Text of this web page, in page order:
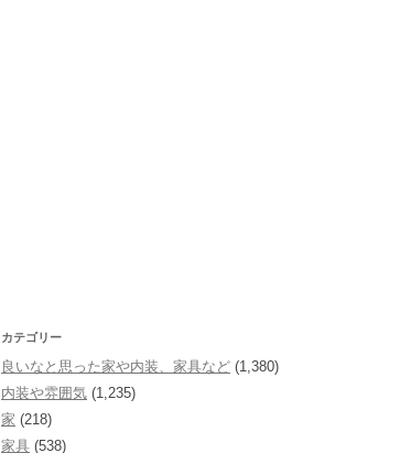
カテゴリー
良いなと思った家や内装、家具など (1,380)
内装や雰囲気 (1,235)
家 (218)
家具 (538)